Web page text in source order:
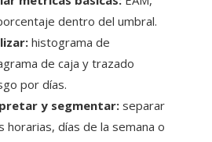
dentro del umbral.
histograma de
de caja y trazado
por días.
y segmentar: separar
horarias, días de la semana o